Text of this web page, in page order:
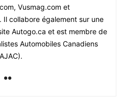
Vusmag.com et
Il collabore également sur une
Autogo.ca et est membre de
Automobiles Canadiens